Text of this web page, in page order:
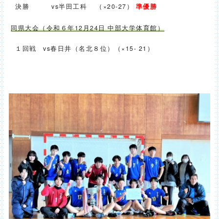
決勝 vs半田工科 （×20-27） 準優勝
同県大会（令和６年12月24日 中部大学体育館）
１回戦 vs春日井（名北８位）（×15- 21）